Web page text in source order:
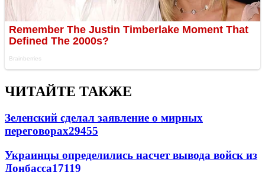
ЧИТАЙТЕ ТАКЖЕ
Зеленский сделал заявление о мирных
переговорах29455
Украинцы определились насчет вывода войск из
Донбасса17119